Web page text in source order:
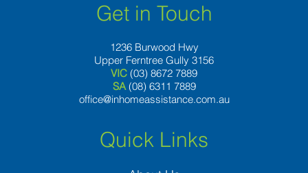
Get in Touch
1236 Burwood Hwy
Upper Ferntree Gully 3156
VIC (03) 8672 7889
SA (08) 6311 7889
office@inhomeassistance.com.au
Quick Links